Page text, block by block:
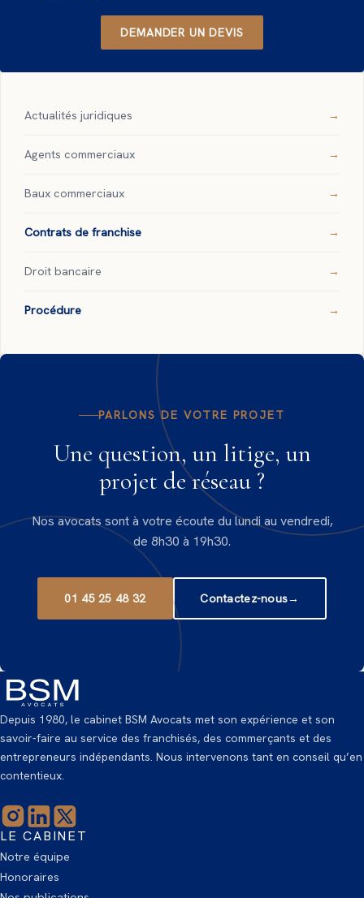
DEMANDER UN DEVIS
Actualités juridiques
Agents commerciaux
Baux commerciaux
Contrats de franchise
Droit bancaire
Procédure
PARLONS DE VOTRE PROJET
Une question, un litige, un
projet de réseau ?
Nos avocats sont à votre écoute du lundi au vendredi,
de 8h30 à 19h30.
01 45 25 48 32 Contactez-nous→
Depuis 1980, le cabinet BSM Avocats met son expérience et son
savoir-faire au service des franchisés, des commerçants et des
entrepreneurs indépendants. Nous intervenons tant en conseil qu’en
contentieux.
LE CABINET
Notre équipe
Honoraires